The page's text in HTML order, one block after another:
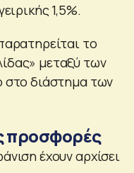
1,5%.
το
μεταξύ των
στο διάστημα των
προσφορές
έχουν αρχίσει